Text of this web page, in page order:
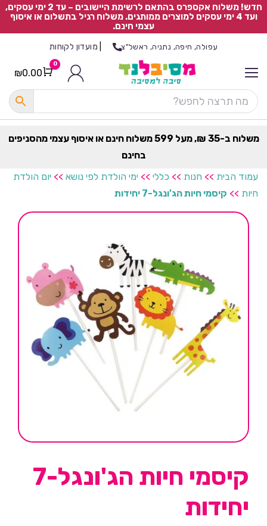
חדש! משלוח אקספרס בהתאם לרשימת היישובים – עד 2 ימי עסקים,
ועד 4 ימי עסקים למוצרים ממותגים. משלוח רגיל בתשלום או איסוף
עצמי חינם.
עפולה, חיפה, נתניה, ראשל"צ מועדון לקוחות
Cart
0
₪0.00
משלוח ב-35 ₪, מעל 599 משלוח חינם או איסוף עצמי מהסניפים
בחינם
עמוד הבית >> חנות >> כללי >> ימי הולדת לפי נושא >> יום הולדת
חיות >> קיסמי חיות הג'ונגל-7 יחידות
קיסמי חיות הג'ונגל-7
יחידות